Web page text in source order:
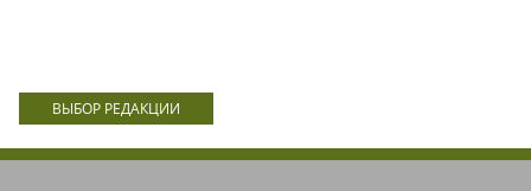
ВЫБОР РЕДАКЦИИ